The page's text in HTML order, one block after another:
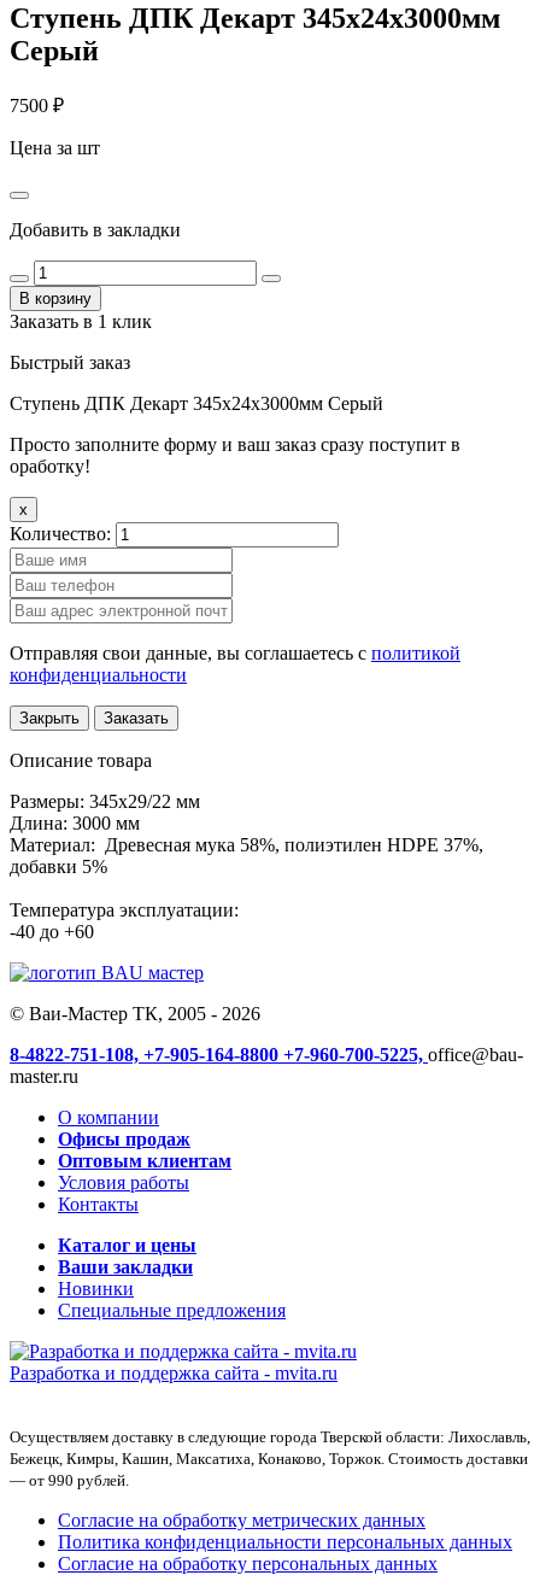
Ступень ДПК Декарт 345х24х3000мм
Серый
7500 ₽
Цена за шт
Добавить в закладки
В корзину
Заказать в 1 клик
Быстрый заказ
Ступень ДПК Декарт 345х24х3000мм Серый
Просто заполните форму и ваш заказ сразу поступит в
оработку!
x
Количество:
Отправляя свои данные, вы соглашаетесь с политикой
конфиденциальности
Закрыть Заказать
Описание товара
Размеры: 345x29/22 мм
Длина: 3000 мм
Материал: Древесная мука 58%, полиэтилен HDPE 37%,
добавки 5%
Температура эксплуатации:
-40 до +60
© Ваи-Мастер ТК, 2005 - 2026
8-4822-751-108, +7-905-164-8800 +7-960-700-5225, office@bau-
master.ru
О компании
Офисы продаж
Оптовым клиентам
Условия работы
Контакты
Каталог и цены
Ваши закладки
Новинки
Специальные предложения
Разработка и поддержка сайта - mvita.ru
Осуществляем доставку в следующие города Тверской области: Лихославль,
Бежецк, Кимры, Кашин, Максатиха, Конаково, Торжок. Стоимость доставки
— от 990 рублей.
Согласие на обработку метрических данных
Политика конфиденциальности персональных данных
Согласие на обработку персональных данных